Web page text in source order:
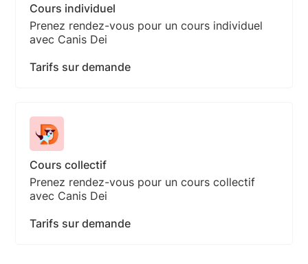
Cours individuel
Prenez rendez-vous pour un cours individuel
avec Canis Dei
Tarifs sur demande
Cours collectif
Prenez rendez-vous pour un cours collectif
avec Canis Dei
Tarifs sur demande